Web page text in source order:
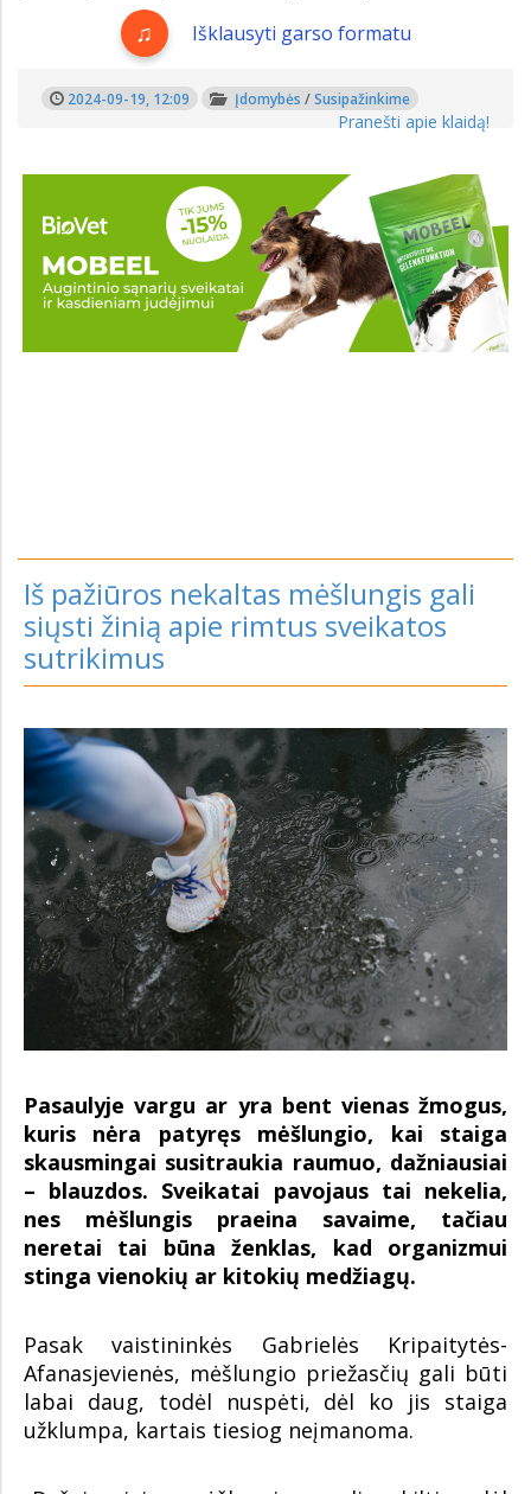
Išklausyti garso formatu
2024-09-19, 12:09 Įdomybės /Susipažinkime
Pranešti apie klaidą!
Iš pažiūros nekaltas mėšlungis gali
siųsti žinią apie rimtus sveikatos
sutrikimus
Pasaulyje vargu ar yra bent vienas žmogus,
kuris nėra patyręs mėšlungio, kai staiga
skausmingai susitraukia raumuo, dažniausiai
– blauzdos. Sveikatai pavojaus tai nekelia,
nes mėšlungis praeina savaime, tačiau
neretai tai būna ženklas, kad organizmui
stinga vienokių ar kitokių medžiagų.
Pasak vaistininkės Gabrielės Kripaitytės-
Afanasjevienės, mėšlungio priežasčių gali būti
labai daug, todėl nuspėti, dėl ko jis staiga
užklumpa, kartais tiesiog neįmanoma.